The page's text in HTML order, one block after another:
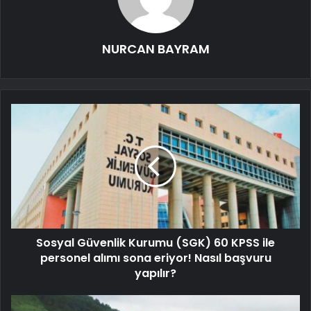
NURCAN BAYRAM
Sosyal Güvenlik Kurumu (SGK) 60 KPSS ile
personel alımı sona eriyor! Nasıl başvuru
yapılır?